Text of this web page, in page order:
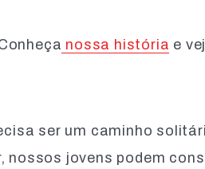
nossa história e
ser um caminho
nossos jovens podem